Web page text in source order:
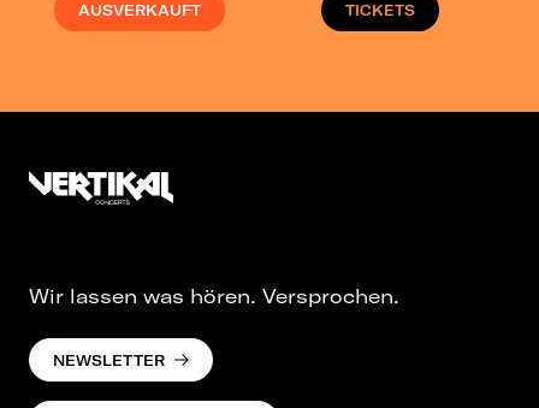
AUSVERKAUFT TICKETS
Wir lassen was hören. Versprochen.
NEWSLETTER